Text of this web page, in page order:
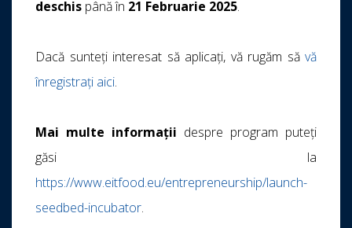
deschis până în 21 Februarie 2025.
Dacă sunteți interesat să aplicați, vă rugăm să vă
înregistrați aici.
Mai multe informații despre program puteți
găsi la
https://www.eitfood.eu/entrepreneurship/launch-
seedbed-incubator.